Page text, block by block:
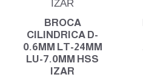
BROCA
CILINDRICA D-
0.6MM LT-24MM
LU-7.0MM HSS
IZAR